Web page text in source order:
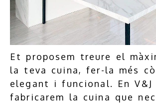
Et proposem treure el
la teva cuina, fer-la més
elegant i funcional. En
fabricarem la cuina que